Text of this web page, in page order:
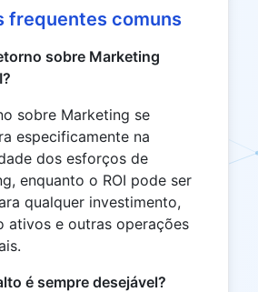
frequentes comuns
sobre Marketing
sobre Marketing se
especificamente na
dos esforços de
enquanto o ROI pode ser
qualquer investimento,
ativos e outras operações
é sempre desejável?